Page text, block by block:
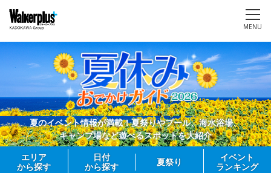
MENU
夏のイベント情報が満載！夏祭りやプール、海水浴場、
キャンプ場など遊べるスポットを大紹介
エリア
から探す
日付
から探す
夏祭り
イベント
ランキング